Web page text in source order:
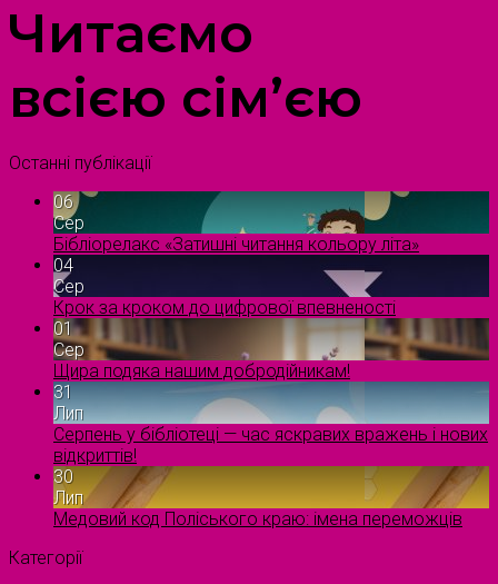
Читаємо
всією сім’єю
Останні публікації
06
Сер
Бібліорелакс «Затишні читання кольору літа»
04
Сер
Крок за кроком до цифрової впевненості
01
Сер
Щира подяка нашим добродійникам!
31
Лип
Серпень у бібліотеці — час яскравих вражень і нових
відкриттів!
30
Лип
Медовий код Поліського краю: імена переможців
Категорії